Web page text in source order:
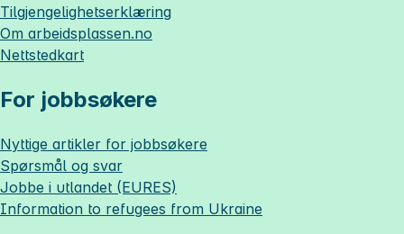
Tilgjengelighetserklæring
Om arbeidsplassen.no
Nettstedkart
For jobbsøkere
Nyttige artikler for jobbsøkere
Spørsmål og svar
Jobbe i utlandet (EURES)
Information to refugees from Ukraine